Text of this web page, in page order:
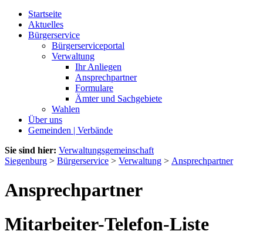
Startseite
Aktuelles
Bürgerservice
Bürgerserviceportal
Verwaltung
Ihr Anliegen
Ansprechpartner
Formulare
Ämter und Sachgebiete
Wahlen
Über uns
Gemeinden | Verbände
Sie sind hier: Verwaltungsgemeinschaft
Siegenburg > Bürgerservice > Verwaltung > Ansprechpartner
Ansprechpartner
Mitarbeiter-Telefon-Liste